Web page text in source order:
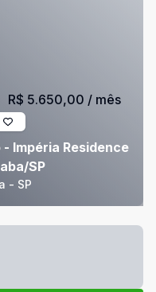
Impéria Residence
SP
- SP
R$ 5.650,00 / mês